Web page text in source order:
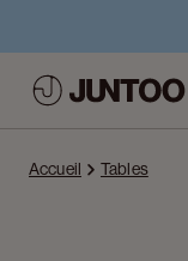
Accueil Tables